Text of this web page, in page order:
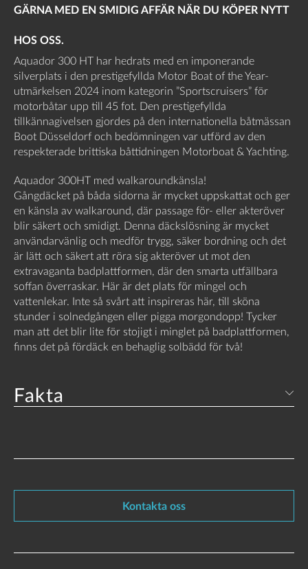
GÄRNA MED EN SMIDIG AFFÄR NÄR DU KÖPER NYTT
HOS OSS.
Aquador 300 HT har hedrats med en imponerande
silverplats i den prestigefyllda Motor Boat of the Year-
utmärkelsen 2024 inom kategorin ”Sportscruisers” för
motorbåtar upp till 45 fot. Den prestigefyllda
tillkännagivelsen gjordes på den internationella båtmässan
Boot Düsseldorf och bedömningen var utförd av den
respekterade brittiska båttidningen Motorboat & Yachting.
Aquador 300HT med walkaroundkänsla!
Gångdäcket på båda sidorna är mycket uppskattat och ger
en känsla av walkaround, där passage för- eller akteröver
blir säkert och smidigt. Denna däckslösning är mycket
användarvänlig och medför trygg, säker bordning och det
är lätt och säkert att röra sig akteröver ut mot den
extravaganta badplattformen, där den smarta utfällbara
soffan överraskar. Här är det plats för mingel och
vattenlekar. Inte så svårt att inspireras här, till sköna
stunder i solnedgången eller pigga morgondopp! Tycker
man att det blir lite för stojigt i minglet på badplattformen,
finns det på fördäck en behaglig solbädd för två!
Fakta
Kontakta oss